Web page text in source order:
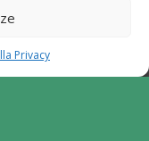
Privacy
per attività